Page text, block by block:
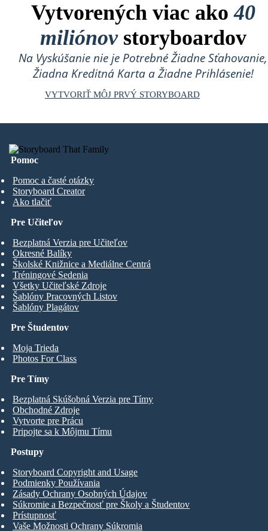
Vytvorených viac ako40
miliónovstoryboardov
Na Vyskúšanie nie je Potrebné Žiadne Sťahovanie,
Žiadna Kreditná Karta a Žiadne Prihlásenie!
VYTVORIŤ MÔJ PRVÝ STORYBOARD
Pomoc
Pomoc a časté otázky
Storyboard Creator
Ako tlačiť
Pre Študentov
Moja Trieda
Photos For Class
Pre Učiteľov
Bezplatná Verzia pre Učiteľov
Okresné Balíky
Školské Knižnice a Mediálne Centrá
Tréningové Sedenia
Všetky Učiteľské Zdroje
Šablóny Pracovných Listov
Šablóny Plagátov
Pre Tímy
Bezplatná Skúšobná Verzia pre Tímy
Obchodné Zdroje
Vytvorte pre Prácu
Pripojte sa k Môjmu Tímu
Postupy
Storyboard Copyright and Usage
Podmienky Používania
Zásady Ochrany Osobných Údajov
Súkromie a Bezpečnosť pre Školy a Študentov
Prístupnosť
Vaše Možnosti Ochrany Súkromia